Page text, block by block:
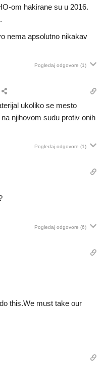
om hakirane su u 2016.
nema apsolutno nikakav
Pogledaj odgovore (1)
ukoliko se mesto
njihovom sudu protiv onih
Pogledaj odgovore (1)
Pogledaj odgovore (6)
this.We must take our